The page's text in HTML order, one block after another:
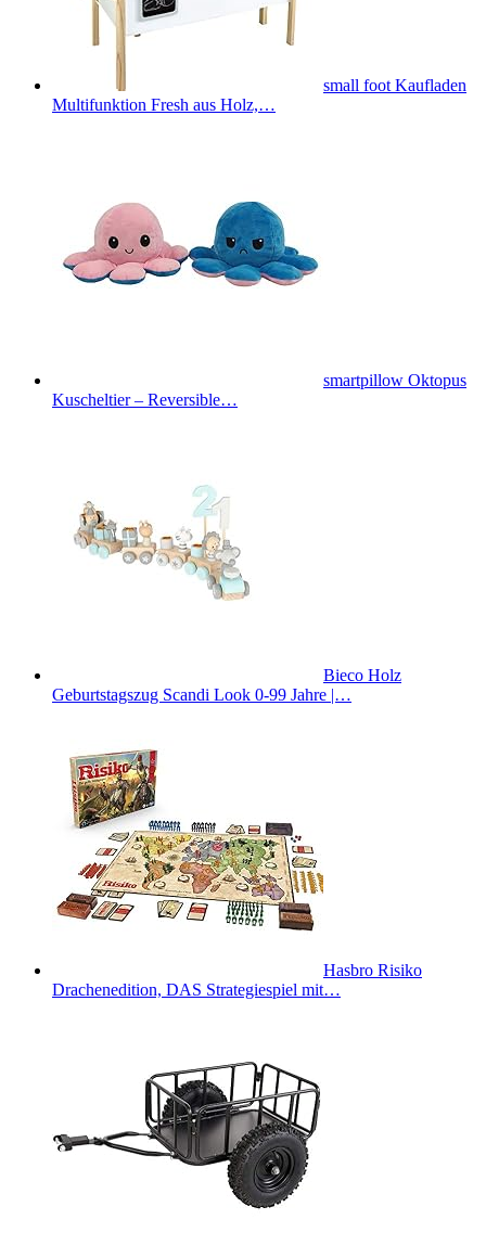
small foot Kaufladen
Multifunktion Fresh aus Holz,…
smartpillow Oktopus
Kuscheltier – Reversible…
Bieco Holz
Geburtstagszug Scandi Look 0-99 Jahre |…
Hasbro Risiko
Drachenedition, DAS Strategiespiel mit…